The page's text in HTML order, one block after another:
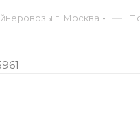
г. Москва —